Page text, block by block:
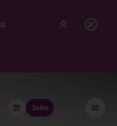
Jobs
im Herzen Fuldas
langjähriger